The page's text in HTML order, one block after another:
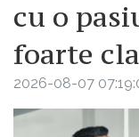
cu o
foarte
2026-08-07